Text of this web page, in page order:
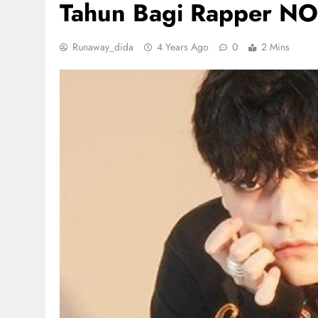
Tahun Bagi Rapper
Runaway_dida 4 Years Ago 0 2 Mins